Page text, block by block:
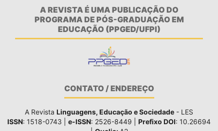
A REVISTA É UMA PUBLICAÇÃO DO
PROGRAMA DE PÓS-GRADUAÇÃO EM
EDUCAÇÃO (PPGED/UFPI)
CONTATO / ENDEREÇO
A Revista Linguagens, Educação e Sociedade - LES
ISSN: 1518-0743 | e-ISSN: 2526-8449 | Prefixo DOI: 10.26694